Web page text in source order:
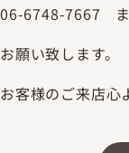
06-6748-7667
お願い致します。
お客様のご来店